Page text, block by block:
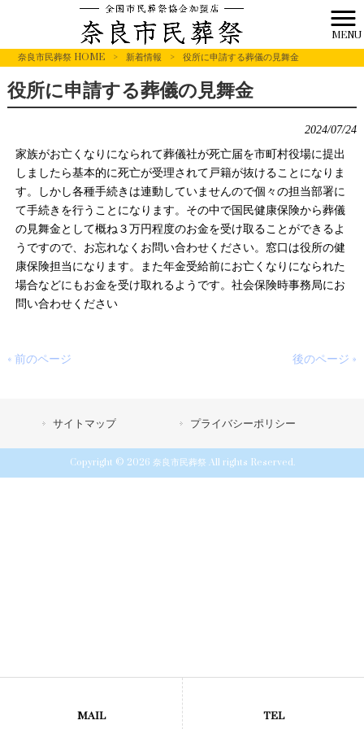
MENU
奈良市民葬祭 HOME
> 新着情報 > 役所に申請する葬儀の見舞金
役所に申請する葬儀の見舞金
2024/07/24
家族がお亡くなりになられて葬儀社が死亡届を市町村役場に提出
しましたら基本的に死亡が受理されて戸籍が抜けることになりま
す。しかし各種手続きは連動していませんので個々の担当部署に
て手続きを行うことになります。その中で国民健康保険から葬儀
の見舞金として概ね３万円程度のお金を受け取ることができるよ
うですので、お忘れなくお問い合わせください。窓口は役所の健
康保険担当になります。また年金受給前にお亡くなりになられた
場合などにもお金を受け取れるようです。社会保険時事務局にお
問い合わせください
« 前のページ 後のページ »
サイトマップ プライバシーポリシー
Copyright © 2026 奈良市民葬祭 All rights Reserved.
MAIL TEL